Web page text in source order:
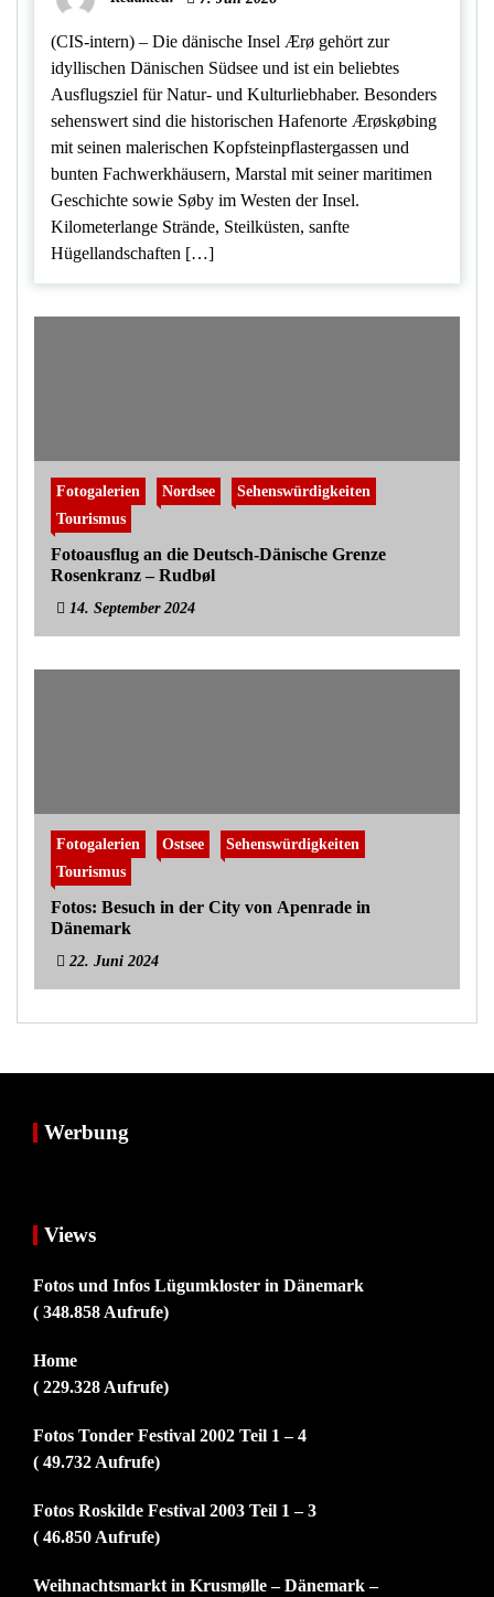
(CIS-intern) – Die dänische Insel Ærø gehört zur
idyllischen Dänischen Südsee und ist ein beliebtes
Ausflugsziel für Natur- und Kulturliebhaber. Besonders
sehenswert sind die historischen Hafenorte Ærøskøbing
mit seinen malerischen Kopfsteinpflastergassen und
bunten Fachwerkhäusern, Marstal mit seiner maritimen
Geschichte sowie Søby im Westen der Insel.
Kilometerlange Strände, Steilküsten, sanfte
Hügellandschaften […]
Fotogalerien Nordsee
Sehenswürdigkeiten
Tourismus
Fotoausflug an die Deutsch-Dänische Grenze
Rosenkranz – Rudbøl
14. September 2024
Fotogalerien Ostsee
Sehenswürdigkeiten
Tourismus
Fotos: Besuch in der City von Apenrade in
Dänemark
22. Juni 2024
Werbung
Views
Fotos und Infos Lügumkloster in Dänemark
( 348.858 Aufrufe)
Home
( 229.328 Aufrufe)
Fotos Tonder Festival 2002 Teil 1 – 4
( 49.732 Aufrufe)
Fotos Roskilde Festival 2003 Teil 1 – 3
( 46.850 Aufrufe)
Weihnachtsmarkt in Krusmølle – Dänemark –